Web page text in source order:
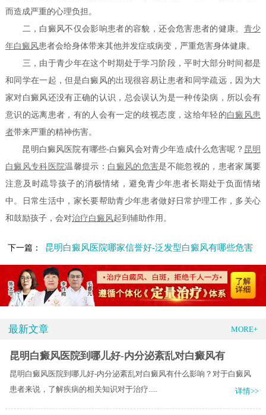
而造成严重的心理负担。
二，白癜风不仅会影响患者的容貌，还会危害患者的健康。 青少
年白癜风患者会给身体带来其他并发症或病变，严重危害身体健康。
三，由于青少年在这个时期处于学习阶段，平时大部分时间都是
和同学在一起，但是白癜风的出现很容易让患者和同学疏远，因为大
家对白癜风还没有正确的认识，总会误认为是一种传染病，所以会有
意识的远离患者，有的人会有一定的歧视态度，这给年轻的白癜风患
者带来严重的精神伤害。
昆明白癜风医院有哪些-白癜风会对青少年造成什么危害呢？ 昆明
白癜风专科医院温馨提示： 白癜风的危害是不能忽视的，患者家属要
注意及时疏导孩子的消极情绪，避免青少年患者长期处于负面情绪
中。日常生活中，家长要帮助青少年患者做好日常护理工作，多关心
和鼓励孩子，会对治疗白癜风起到辅助作用。
下一篇： 昆明白癜风医院哪家信誉好-泛发型白癜风有哪些危害
最新文章 MORE+
昆明白癜风医院到哪儿好-内分泌紊乱对白癜风有
昆明白癜风医院到哪儿好-内分泌紊乱对白癜风有什么影响？对于白癜风
患者来说，了解疾病的相关知识对于治疗.....
详情>>